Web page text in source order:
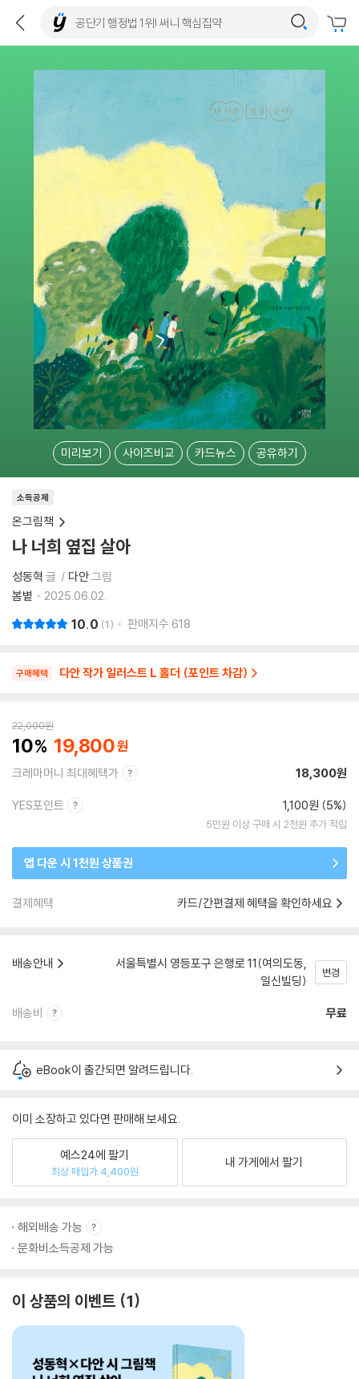
미리보기 사이즈비교 카드뉴스 공유하기
소득공제
온그림책
나 너희 옆집 살아
성동혁 글 다안그림
봄볕
2025.06.02.
10.0 1 판매지수 618
구매혜택 다안 작가 일러스트 L 홀더 (포인트 차감)
22,000원
10 19,800
크레마머니 최대혜택가 18,300원
YES포인트 1,100원 (5%)
5만원 이상 구매 시 2천원 추가 적립
앱 다운 시 1천원 상품권
결제혜택 카드/간편결제 혜택을 확인하세요
배송안내
서울특별시 영등포구 은행로 11(여의도동,
일신빌딩)
변경
배송비 무료
eBook이 출간되면 알려드립니다.
이미 소장하고 있다면 판매해 보세요.
예스24에 팔기
최상 매입가 4,400원
내 가게에서 팔기
해외배송 가능
문화비소득공제 가능
이 상품의 이벤트 1